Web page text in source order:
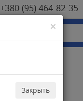
+380 (95) 464-82-35
×
Закрыть